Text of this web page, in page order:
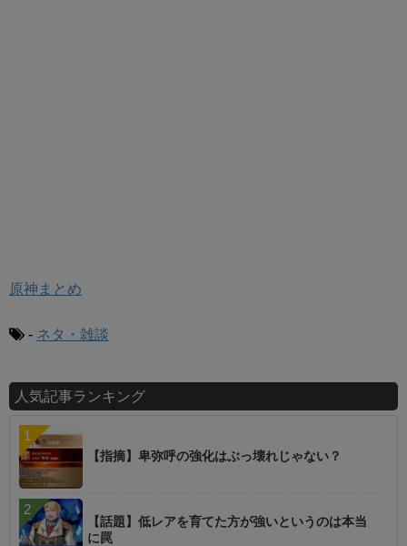
原神まとめ
- ネタ・雑談
人気記事ランキング
【指摘】卑弥呼の強化はぶっ壊れじゃない？
【話題】低レアを育てた方が強いというのは本当
に罠